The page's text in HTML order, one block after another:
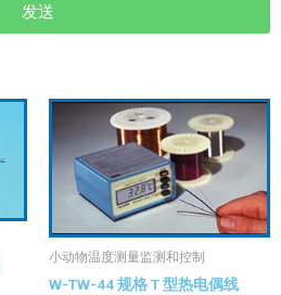
发送
小动物温度测量监测和控制
W-TW-44 规格 T 型热电偶线